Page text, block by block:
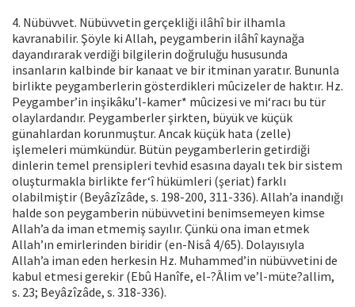
4. Nübüvvet. Nübüvvetin gerçekliği ilâhî bir ilhamla
kavranabilir. Şöyle ki Allah, peygamberin ilâhî kaynağa
dayandırarak verdiği bilgilerin doğruluğu hususunda
insanların kalbinde bir kanaat ve bir itminan yaratır. Bununla
birlikte peygamberlerin gösterdikleri mûcizeler de haktır. Hz.
Peygamber’in inşikâku’l-kamer* mûcizesi ve mi‘racı bu tür
olaylardandır. Peygamberler şirkten, büyük ve küçük
günahlardan korunmuştur. Ancak küçük hata (zelle)
işlemeleri mümkündür. Bütün peygamberlerin getirdiği
dinlerin temel prensipleri tevhid esasına dayalı tek bir sistem
oluşturmakla birlikte fer‘î hükümleri (şeriat) farklı
olabilmiştir (Beyâzîzâde, s. 198-200, 311-336). Allah’a inandığı
halde son peygamberin nübüvvetini benimsemeyen kimse
Allah’a da iman etmemiş sayılır. Çünkü ona iman etmek
Allah’ın emirlerinden biridir (en-Nisâ 4/65). Dolayısıyla
Allah’a iman eden herkesin Hz. Muhammed’in nübüvvetini de
kabul etmesi gerekir (Ebû Hanîfe, el-?Âlim ve’l-müte?allim,
s. 23; Beyâzîzâde, s. 318-336).